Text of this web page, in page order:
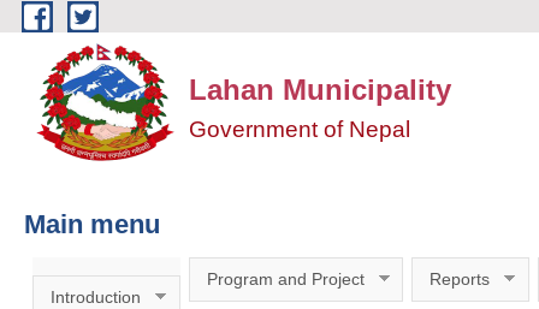
Skip to main content
Lahan Municipality
Government of Nepal
Main menu
Introduction
Program and Project Reports